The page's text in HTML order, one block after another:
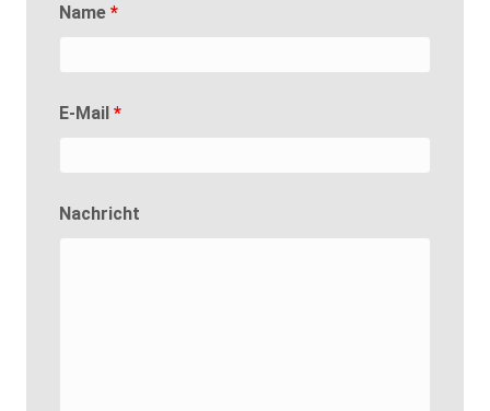
Name *
E-Mail *
Nachricht